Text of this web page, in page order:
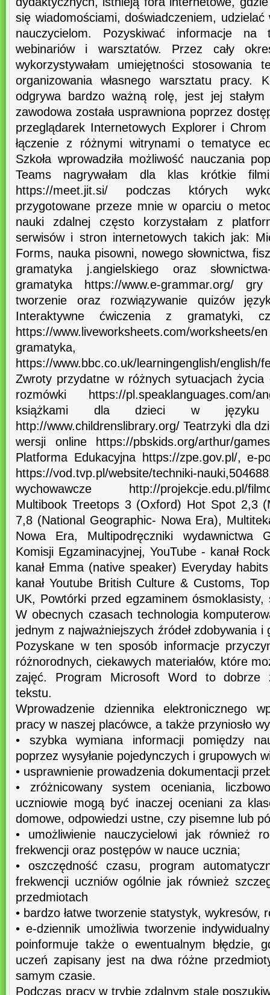
się wiadomościami, doświadczeniem,
nauczycielom. Pozyskiwać informacje na
webinariów i warsztatów. Przez cały
wykorzystywałam umiejętności stosowania
organizowania własnego warsztatu pracy.
odgrywa bardzo ważną rolę, jest jej
zawodowa została usprawniona poprzez
przeglądarek Internetowych Explorer i Chrom
łączenie z różnymi witrynami o tematyce
Szkoła wprowadziła możliwość nauczania
Teams nagrywałam dla klas krótkie
https://meet.jit.si/ podczas których
przygotowane przeze mnie w oparciu o
nauki zdalnej często korzystałam z
serwisów i stron internetowych takich jak:
Forms, nauka pisowni, nowego słownictwa,
gramatyka j.angielskiego oraz
gramatyka https://www.e-grammar.org/
tworzenie oraz rozwiązywanie quizów
Interaktywne ćwiczenia z gramatyki,
https://www.liveworksheets.com/
gramatyka,
https://www.bbc.co.uk/learningenglish/english/
Zwroty przydatne w różnych sytuacjach życia
rozmówki https://
książkami dla dzieci w języku
http://www.childrenslibrary.org/ Teatrzyki dla
wersji online https://pbskids.org/arthur/
Platforma Edukacyjna https://zpe.gov.pl/, e-
https://vod.tvp.pl/website/techniki-
wychowawcze http://projekcje.edu.pl/
Multibook Treetops 3 (Oxford) Hot Spot 2,3
7,8 (National Geographic- Nowa Era),
Nowa Era, Multipodręczniki wydawnictwa
Komisji Egzaminacyjnej, YouTube - kanał
kanał Emma (native speaker) Everyday
kanał Youtube British Culture & Customs,
UK, Powtórki przed egzaminem ósmoklasisty,
W obecnych czasach technologia
jednym z najważniejszych źródeł zdobywania
Pozyskane w ten sposób informacje
różnorodnych, ciekawych materiałów, które
zajęć. Program Microsoft Word to dobrze
tekstu.
Wprowadzenie dziennika elektronicznego
pracy w naszej placówce, a także przyniosło
• szybka wymiana informacji pomiędzy
poprzez wysyłanie pojedynczych i grupowych
• usprawnienie prowadzenia dokumentacji
• zróżnicowany system oceniania,
uczniowie mogą być inaczej oceniani za
domowe, odpowiedzi ustne, czy pisemne lub
• umożliwienie nauczycielowi jak również
frekwencji oraz postępów w nauce ucznia;
• oszczędność czasu, program
frekwencji uczniów ogólnie jak również
przedmiotach
• bardzo łatwe tworzenie statystyk, wykresów,
• e-dziennik umożliwia tworzenie
poinformuje także o ewentualnym błędzie,
uczeń zapisany jest na dwa różne
samym czasie.
Podczas pracy w trybie zdalnym stale